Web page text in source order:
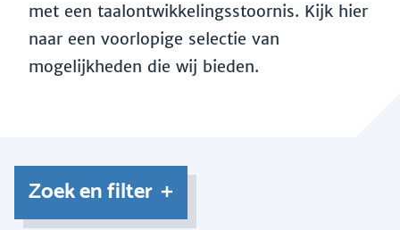
met een taalontwikkelingsstoornis. Kijk hier
naar een voorlopige selectie van
mogelijkheden die wij bieden.
Zoek en filter